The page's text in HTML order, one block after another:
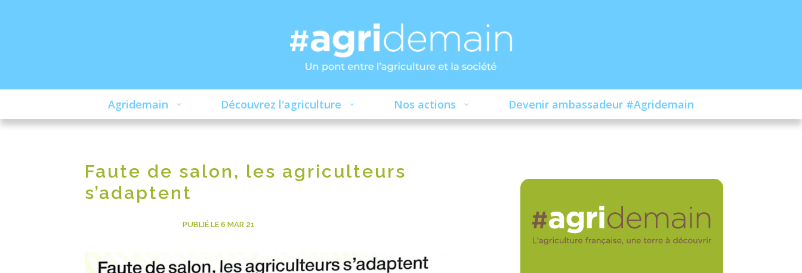
Agridemain Découvrez l'agriculture Nos actions Devenir ambassadeur #Agridemain
Faute de salon, les agriculteurs
s’adaptent
PUBLIÉ LE 6 MAR 21